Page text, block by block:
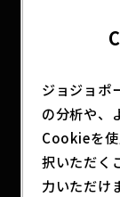
超像Artコレク
ャイロ・ツェ
キリー」
ジョジョポ
の分析や、
Cookieを
択いただく
力いただけ